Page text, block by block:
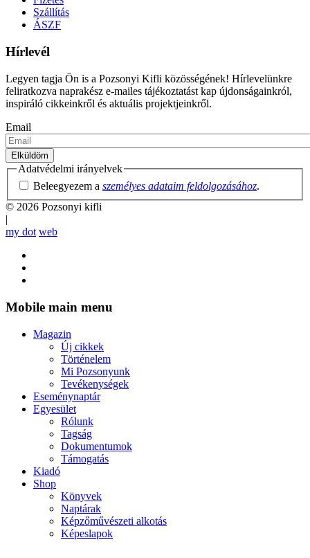
Szállítás
ÁSZF
Hírlevél
Legyen tagja Ön is a Pozsonyi Kifli közösségének! Hírlevelünkre
feliratkozva naprakész e-mailes tájékoztatást kap újdonságainkról,
inspiráló cikkeinkről és aktuális projektjeinkről.
Email
Adatvédelmi irányelvek
Beleegyezem a személyes adataim feldolgozásához.
© 2026 Pozsonyi kifli
|
my dot web
Mobile main menu
Magazin
Új cikkek
Történelem
Mi Pozsonyunk
Tevékenységek
Eseménynaptár
Egyesület
Rólunk
Tagság
Dokumentumok
Támogatás
Kiadó
Shop
Könyvek
Naptárak
Képzőművészeti alkotás
Képeslapok